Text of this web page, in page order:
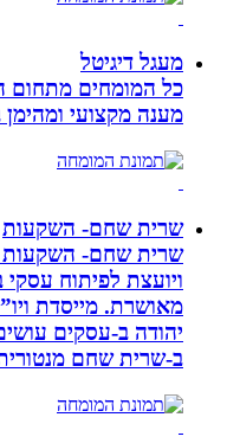
מעגל דיגיטל
כל המומחים מתחום
מענה מקצועי ומהימן
שרית שחם- השקעות
שרית שחם- השקעות
ויועצת לפיתוח עסקי
מאושרת. ‏מייסדת ויו”ר
יהודה‏ ב-‏עסקים עושים
ב-‏שרית שחם מנטורית